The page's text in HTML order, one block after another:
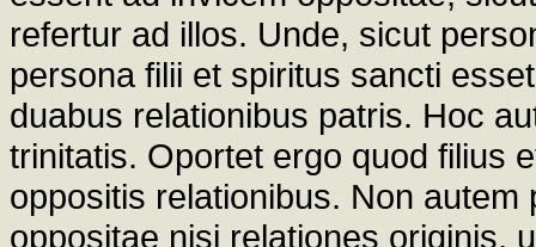
refertur ad illos. Unde, sicut
persona filii et spiritus sancti
duabus relationibus patris. Hoc
trinitatis. Oportet ergo quod filius
oppositis relationibus. Non
oppositae nisi relationes originis,